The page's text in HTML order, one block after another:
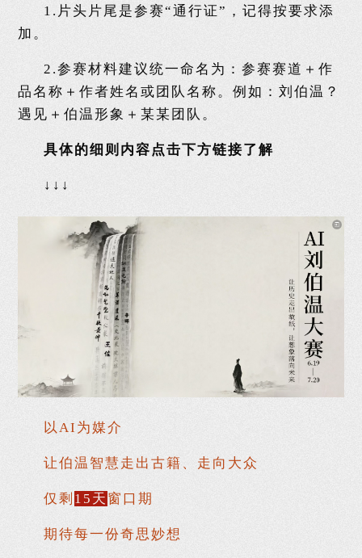
1.片头片尾是参赛“通行证”，记得按要求添
加。
2.参赛材料建议统一命名为：参赛赛道＋作
品名称＋作者姓名或团队名称。例如：刘伯温？
遇见＋伯温形象＋某某团队。
具体的细则内容点击下方链接了解
↓↓↓
以AI为媒介
让伯温智慧走出古籍、走向大众
仅剩 15天 窗口期
期待每一份奇思妙想